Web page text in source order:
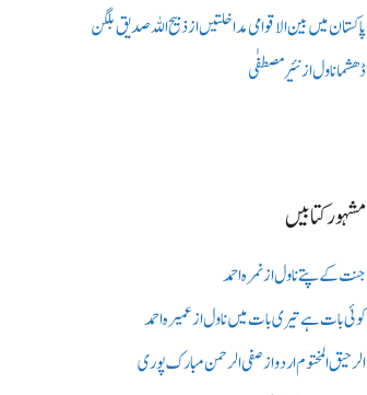
پاکستان میں بین الاقوامی مداخلتیں از ذبیح اللہ صدیق بلگن
ڈھشما ناول از نئیر مصطفٰی
مشہور کتابیں
جنت کے پتے ناول از نمرہ احمد
کوئی بات ہے تیری بات میں ناول از عمیرہ احمد
الرحیق المختوم اردو از صفی الرحمن مبارک پوری